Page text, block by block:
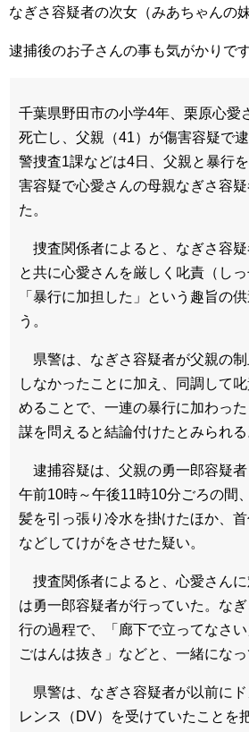
なぎさ容疑者の次女（みあちゃんの
逮捕後のお子さんの事も気がかりです
千葉県野田市の小学4年、栗原心愛
死亡し、父親（41）が傷害容疑で
警捜査1課などは4日、父親と暴行
害容疑で心愛さんの母親なぎさ容
た。
捜査関係者によると、なぎさ容
と共に心愛さんを厳しく叱責（しっ
「暴行に加担した」という趣旨の
う。
県警は、なぎさ容疑者が父親の
しなかったことに加え、同調して
めることで、一連の暴行に加わっ
謀を問えると結論付けたとみられる
逮捕容疑は、父親の勇一郎容疑者
午前10時～午後11時10分ごろの間
髪を引っ張り冷水を掛けたほか、
などしてけがをさせた疑い。
捜査関係者によると、心愛さん
は勇一郎容疑者が行っていた。な
行の過程で、「廊下で立ってなさい
ごはんは抜き」などと、一緒になっ
県警は、なぎさ容疑者が以前に
レンス（DV）を受けていたことを